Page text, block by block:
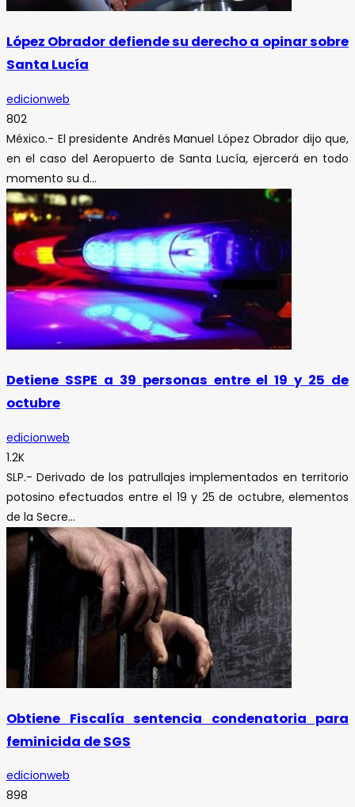
López Obrador defiende su derecho a opinar sobre
Santa Lucía
edicionweb
802
México.- El presidente Andrés Manuel López Obrador dijo que,
en el caso del Aeropuerto de Santa Lucía, ejercerá en todo
momento su d...
Detiene SSPE a 39 personas entre el 19 y 25 de
octubre
edicionweb
1.2K
SLP.- Derivado de los patrullajes implementados en territorio
potosino efectuados entre el 19 y 25 de octubre, elementos
de la Secre...
Obtiene Fiscalía sentencia condenatoria para
feminicida de SGS
edicionweb
898